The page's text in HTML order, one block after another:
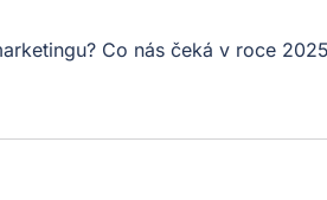
Co nás čeká v roce